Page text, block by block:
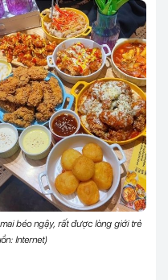
béo ngậy, rất được lòng giới trẻ
Internet)